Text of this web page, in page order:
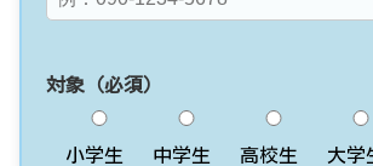
対象（必須）
小学生 中学生 高校生 大学